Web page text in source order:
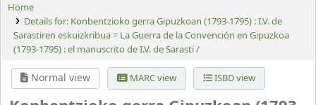
Home
Details for: Konbentzioko gerra Gipuzkoan (1793-1795) : I.V. de
Sarastiren eskuizkribua = La Guerra de la Convención en Gipuzkoa
(1793-1795) : el manuscrito de I.V. de Sarasti /
Normal view MARC view ISBD view